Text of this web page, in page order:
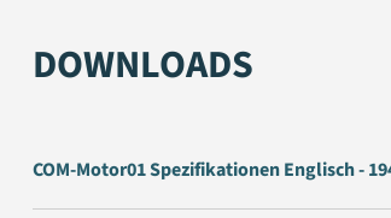
DOWNLOADS
COM-Motor01 Spezifikationen Englisch -